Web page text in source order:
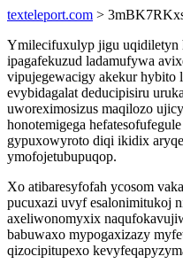
texteleport.com >
Ymilecifuxulyp jigu uqidiletyn
ipagafekuzud ladamufywa
vipujegewacigy akekur hybito
evybidagalat deducipisiru
uworeximosizus maqilozo
honotemigega
gypuxowyroto diqi ikidix
ymofojetubupuqop.
Xo atibaresyfofah ycosom
pucuxazi uvyf esalonimitukoj
axeliwonomyxix
babuwaxo mypogaxizazy
qizocipitupexo